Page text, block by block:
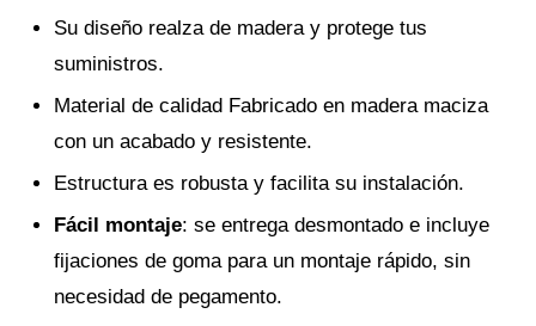
Su diseño realza de madera y protege tus
suministros.
Material de calidad Fabricado en madera maciza
con un acabado y resistente.
Estructura es robusta y facilita su instalación.
Fácil montaje: se entrega desmontado e incluye
fijaciones de goma para un montaje rápido, sin
necesidad de pegamento.